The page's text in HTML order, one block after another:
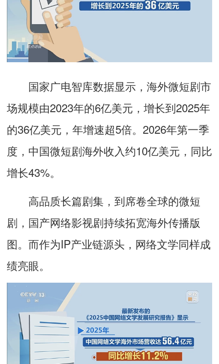
国家广电智库数据显示，海外微短剧市
场规模由2023年的6亿美元，增长到2025年
的36亿美元，年增速超5倍。2026年第一季
度，中国微短剧海外收入约10亿美元，同比
增长43%。
高品质长篇剧集，到席卷全球的微短
剧，国产网络影视剧持续拓宽海外传播版
图。而作为IP产业链源头，网络文学同样成
绩亮眼。